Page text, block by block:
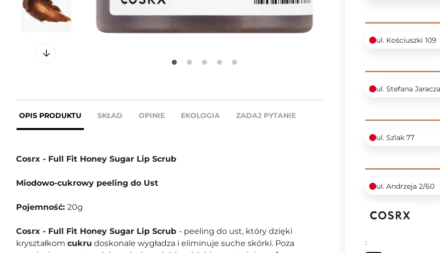
OPIS PRODUKTU SKŁAD OPINIE EKOLOGIA ZADAJ PYTANIE
Cosrx - Full Fit Honey Sugar Lip Scrub
Miodowo-cukrowy peeling do Ust
Pojemność: 20g
Cosrx - Full Fit Honey Sugar Lip Scrub - peeling do ust, który dzięki
kryształkom cukru doskonale wygładza i eliminuje suche skórki. Poza
ul. Kościuszki 109
ul. Stefana
ul. Szlak 77
ul. Andrzeja 2/60
: